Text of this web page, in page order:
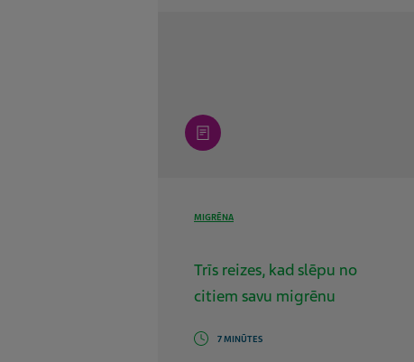
article
MIGRĒNA
Trīs reizes, kad slēpu no
citiem savu migrēnu
7 MINŪTES